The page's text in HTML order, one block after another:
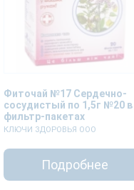
Фиточай №17 Сердечно-
сосудистый по 1,5г №20 в
фильтр-пакетах
КЛЮЧИ ЗДОРОВЬЯ ООО
Подробнее